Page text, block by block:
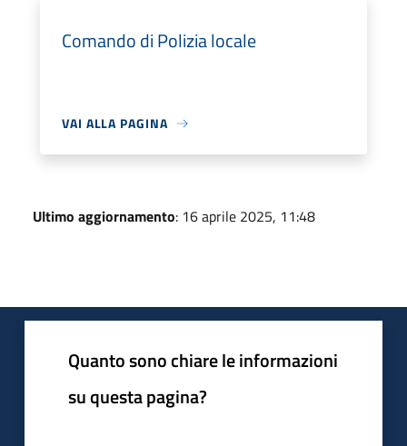
Comando di Polizia locale
VAI ALLA PAGINA
Ultimo aggiornamento: 16 aprile 2025, 11:48
Quanto sono chiare le informazioni
su questa pagina?